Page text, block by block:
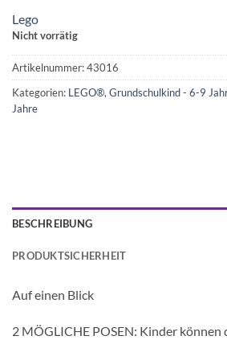
Lego
Nicht vorrätig
Artikelnummer:43016
Kategorien: LEGO®, Grundschulkind - 6-9
Jahre
BESCHREIBUNG
PRODUKTSICHERHEIT
Auf einen Blick
2 MÖGLICHE POSEN: Kinder können